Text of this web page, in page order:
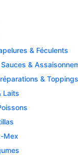
& Féculents
&
& Toppings
Laits
Mex